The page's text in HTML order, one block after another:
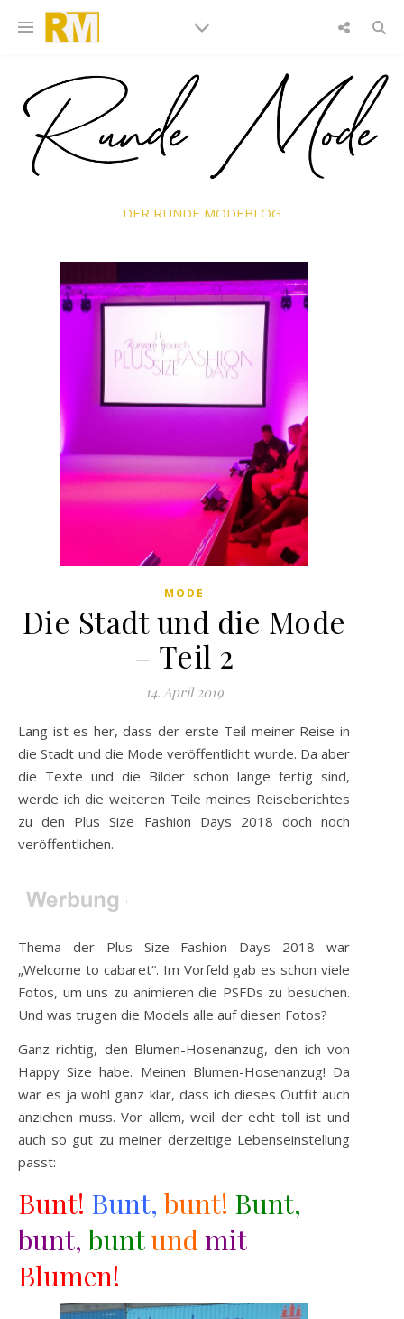
DER RUNDE MODEBLOG
MODE
Die Stadt und die Mode
– Teil 2
14. April 2019
Lang ist es her, dass der erste Teil meiner Reise in
die Stadt und die Mode veröffentlicht wurde. Da aber
die Texte und die Bilder schon lange fertig sind,
werde ich die weiteren Teile meines Reiseberichtes
zu den Plus Size Fashion Days 2018 doch noch
veröffentlichen.
Thema der Plus Size Fashion Days 2018 war
„Welcome to cabaret“. Im Vorfeld gab es schon viele
Fotos, um uns zu animieren die PSFDs zu besuchen.
Und was trugen die Models alle auf diesen Fotos?
Ganz richtig, den Blumen-Hosenanzug, den ich von
Happy Size habe. Meinen Blumen-Hosenanzug! Da
war es ja wohl ganz klar, dass ich dieses Outfit auch
anziehen muss. Vor allem, weil der echt toll ist und
auch so gut zu meiner derzeitige Lebenseinstellung
passt:
Bunt! Bunt,bunt! Bunt,
bunt, buntundmit
Blumen!